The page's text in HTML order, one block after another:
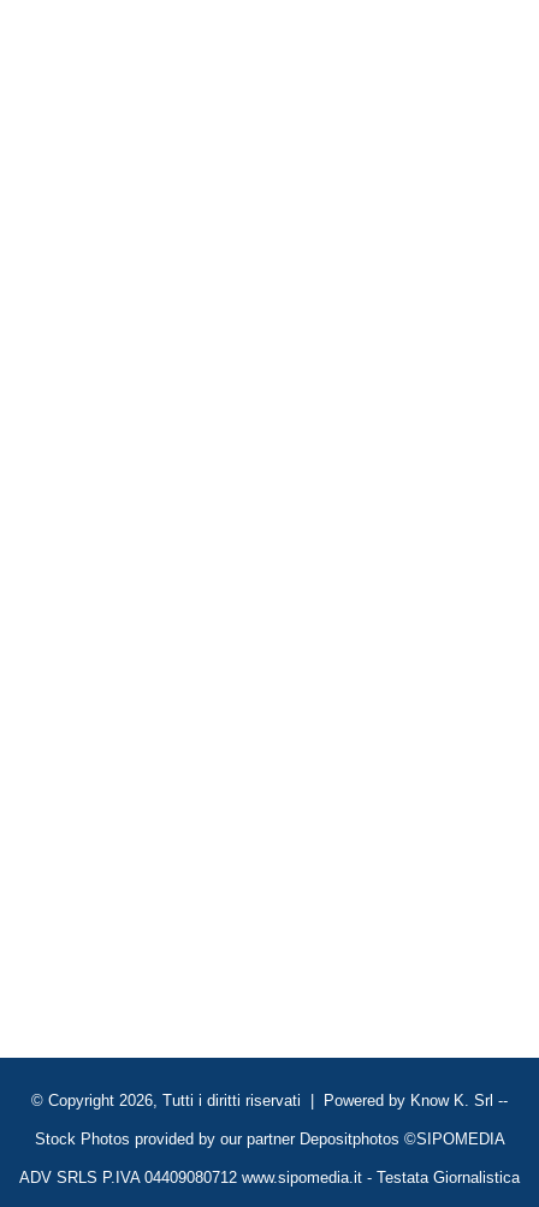
© Copyright 2026, Tutti i diritti riservati | Powered by Know K. Srl --
Stock Photos provided by our partner Depositphotos ©SIPOMEDIA
ADV SRLS P.IVA 04409080712 www.sipomedia.it - Testata Giornalistica